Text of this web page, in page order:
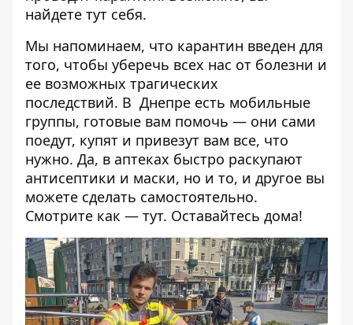
найдете тут себя.
Мы напоминаем, что карантин введен для
того, чтобы уберечь всех нас от болезни и
ее возможных трагических
последствий. В Днепре есть мобильные
группы, готовые вам помочь — они сами
поедут, купят и привезут вам все, что
нужно. Да, в аптеках быстро раскупают
антисептики и маски, но и то, и другое вы
можете сделать самостоятельно.
Смотрите как — тут. Оставайтесь дома!